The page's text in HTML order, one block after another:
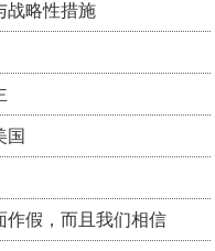
战略性措施
国
作假，而且我们相信